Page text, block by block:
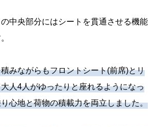
中央部分にはシートを貫通させる機能
みながらもフロントシート(前席)とリ
人4人がゆったりと座れるようになっ
心地と荷物の積載力を両立しました。